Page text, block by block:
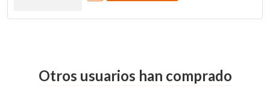
Otros usuarios han comprado